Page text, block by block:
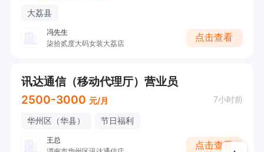
大荔县
冯先生
柒拾贰度大码女装大荔店
点击查看
讯达通信（移动代理厅）营业员
2500-3000 元/月 7小时前
华州区（华县） 节日福利
王总
点击查看